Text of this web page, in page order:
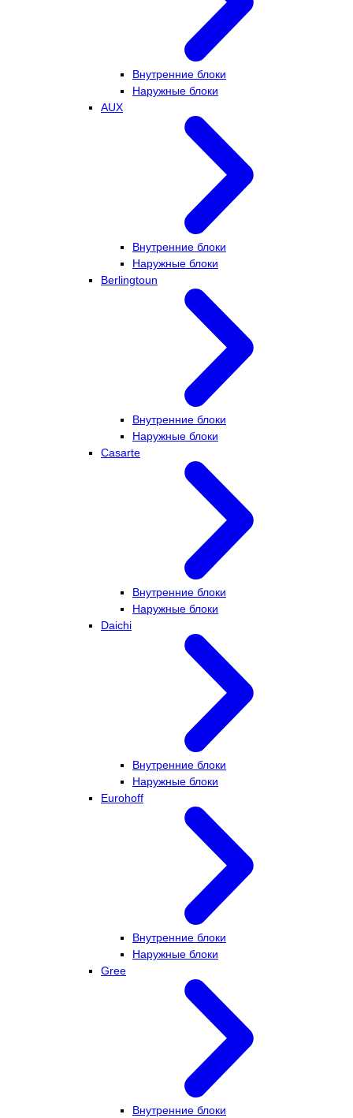
Внутренние блоки
Наружные блоки
AUX
Внутренние блоки
Наружные блоки
Berlingtoun
Внутренние блоки
Наружные блоки
Casarte
Внутренние блоки
Наружные блоки
Daichi
Внутренние блоки
Наружные блоки
Eurohoff
Внутренние блоки
Наружные блоки
Gree
Внутренние блоки